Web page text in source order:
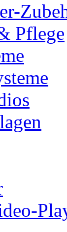
Pflege